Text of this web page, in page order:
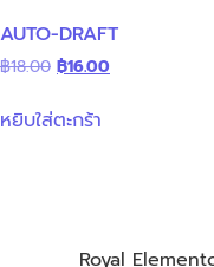
AUTO-DRAFT
฿18.00 ฿16.00
หยิบใส่ตะกร้า
Royal